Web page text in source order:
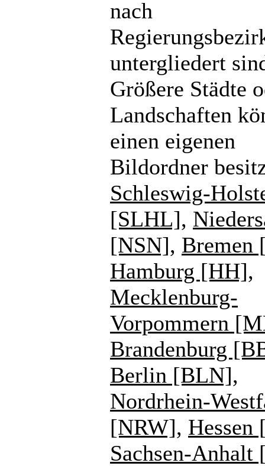
nach
untergliedert
Größere Städte
Landschaften
einen eigenen
Bildordner
Schleswig-
[SLHL],
[NSN], Bremen
Hamburg [HH],
Mecklenburg-
Vorpommern
Brandenburg
Berlin [BLN],
Nordrhein-
[NRW], Hessen
Sachsen-Anhalt